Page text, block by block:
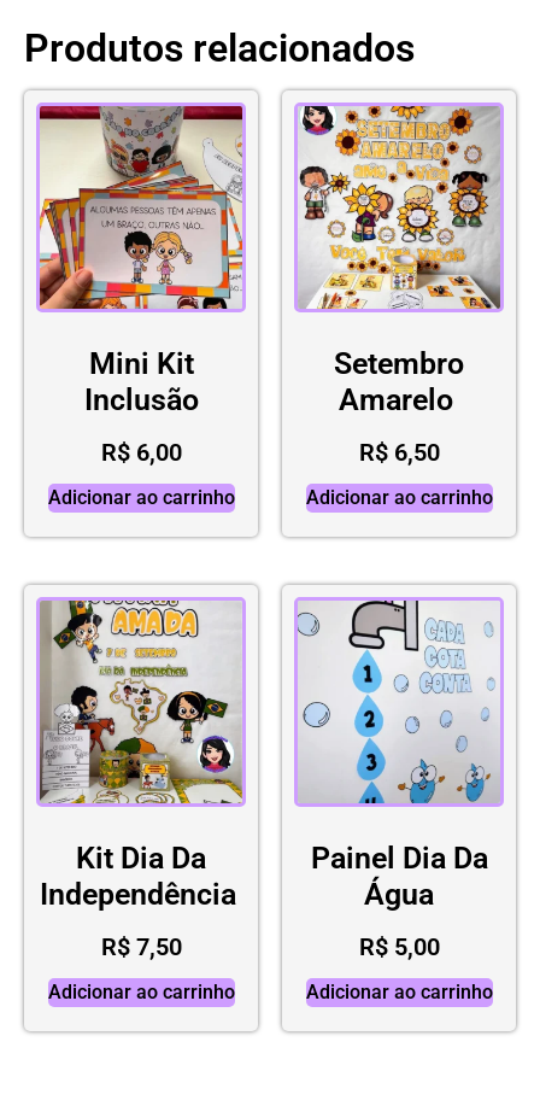
Produtos relacionados
Mini Kit
Inclusão
R$6,00
Adicionar ao carrinho
Setembro
Amarelo
R$6,50
Adicionar ao carrinho
Kit Dia Da
Independência
R$7,50
Adicionar ao carrinho
Painel Dia Da
Água
R$5,00
Adicionar ao carrinho